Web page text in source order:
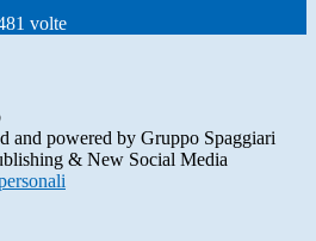
volte
and powered by Gruppo Spaggiari
& New Social Media